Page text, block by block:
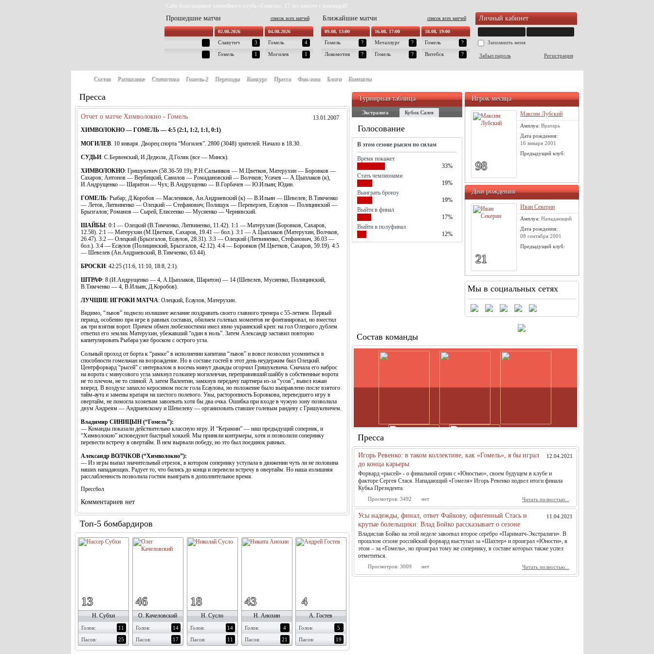
Сайт болельщиков хоккейного клуба «Гомель». 17 лет вместе с командой!
Прошедшие матчи список всех матчей
02.08.2026
Славутич
3
Гомель
1
04.08.2026
Гомель
4
Могилев
1
Ближайшие матчи список всех матчей
09.08, 13:00
Гомель
?
Локомотив
?
16.08, 17:00
Металлург
?
Гомель
?
18.08, 19:00
Гомель
?
Витебск
?
Личный кабинет
Запомнить меня
Забыл пароль Регистрация
Состав Расписание Статистика Гомель-2 Переходы Конкурс Пресса Фан-зона Блоги Контакты
Пресса
Отчет о матче Химволокно - Гомель
13.01.2007
ХИМВОЛОКНО — ГОМЕЛЬ — 4:5 (2:1, 1:2, 1:1, 0:1)
МОГИЛЕВ. 10 января. Дворец спорта “Могилев”. 2800 (3048) зрителей. Начало в 18.30.
СУДЬИ: С.Бервенский, И.Дедюля, Д.Голяк (все — Минск).
ХИМВОЛОКНО: Гришукевич (58.36-59.19); Р.Н.Сальников — М.Цветков, Матерухин — Боровков —
Сахаров; Антонов — Вербицкий, Савилов — Ромадановский — Волчков; Усачев — А.Цыплаков (к),
И.Андрущенко — Шаритон — Чух; В.Андрущенко — В.Горбачев — Ю.Ильин; Юдин.
ГОМЕЛЬ: Рыбар; Д.Коробов — Маслеников, Ан.Андриевский (к) — В.Ильин — Шевелев; В.Тимченко
— Летов, Литвиненко — Олецкий — Стефанович; Полищук — Переверзев, Есаулов — Полицинский —
Брызгалов; Романов — Сырей, Елисеенко — Мусиенко — Чернявский.
ШАЙБЫ: 0:1 — Олецкий (В.Тимченко, Литвиненко, 11.42). 1:1 — Матерухин (Боровков, Сахаров,
12.58). 2:1 — Матерухин (М.Цветков, Сахаров, 19.41 — бол.). 3:1 — А.Цыплаков (Матерухин, Волчков,
26.47). 3:2 — Олецкий (Брызгалов, Есаулов, 28.31). 3:3 — Олецкий (Литвиненко, Стефанович, 36.03 —
бол.). 3:4 — Есаулов (Полицинский, Брызгалов, 42.12). 4:4 — Боровков (М.Цветков, Сахаров, 59.19). 4:5
— Шевелев (Ан.Андриевский, В.Тимченко, 63.44).
БРОСКИ: 42:25 (11:6, 11:10, 18:8, 2:1).
ШТРАФ: 8 (И.Андрущенко — 4, А.Цыплаков, Шаритон) — 14 (Шевелев, Мусиенко, Полицинский,
В.Тимченко — 4, В.Ильин, Д.Коробов).
ЛУЧШИЕ ИГРОКИ МАТЧА: Олецкий, Есаулов, Матерухин.
Видимо, “львов” подвело излишнее желание поздравить своего главного тренера с 55-летием. Первый
период, особенно при игре в равных составах, обилием голевых моментов не фонтанировал, но вместил
аж три взятия ворот. Причем обмен любезностями имел явно украинский крен: на гол Олецкого дублем
ответил его земляк Матерухин, убежавший “один в ноль”. Затем Александр заставил повторно
капитулировать Рыбара уже броском с острого угла.
Сольный проход от борта к “рамке” в исполнении капитана “львов” и вовсе позволил усомниться в
способности гомельчан на возрождение. Но в составе гостей в этот день неудержим был Олецкий.
Центрфорвард “рысей” с интервалом в восемь минут дважды огорчил Гришукевича. Сначала его наброс
на ворота с минусового угла замкнул голкипер могилевчан, переправивший шайбу в собственные ворота
не то плечом, не то спиной. А затем Валентин, замкнув передачу партнера из-за “усов”, вывел южан
вперед. В воздухе запахло керосином после гола Есаулова, но положение было выправлено после взятого
тайм-аута и замены вратаря на шестого полевого. Увы, расторопность Боровкова, переведшего игру в
овертайм, не помогла хозяевам завоевать хотя бы два очка. Ошибка при входе в чужую зону позволила
двум Андреям — Андриевскому и Шевелеву — организовать ставшее голевым рандеву с Гришукевичем.
Владимир СИНИЦЫН (“Гомель”):
— Команды показали действительно классную игру. И “Керамин” — наш предыдущий соперник, и
“Химволокно” исповедуют быстрый хоккей. Мы приняли контрмеры, хотя и позволили сопернику
перевести встречу в овертайм. В нем вырвали победу, но это был поединок равных.
Александр ВОЛЧКОВ (“Химволокно”):
— Из игры выпал значительный отрезок, в котором сопернику уступала в движении чуть ли не половина
наших нападающих. Радует то, что бились до конца и перевели встречу в овертайм. Но наша излишняя
расслабленность позволила гостям выиграть в дополнительное время.
Прессбол
Комментариев нет
Топ-5 бомбардиров
13
Н. Субхи
Голов:
11
Пасов:
25
46
О. Качеловский
Голов:
14
Пасов:
17
18
Н. Сусло
Голов:
14
Пасов:
11
43
Н. Анохин
Голов:
4
Пасов:
21
4
А. Гостев
Голов:
5
Пасов:
19
Турнирная таблица
Экстралига Кубок Салея
Голосование
В этом сезоне рысям по силам
Время покажет
33%
Стать чемпионами
19%
Выиграть бронзу
19%
Выйти в финал
17%
Выйти в полуфинал
12%
Игрок месяца
98
Максим Лубский
Амплуа:Вратарь
Дата рождения:
16 января 2001
Предыдущий клуб:
Дни рождения
21
Иван Секерин
Амплуа:Нападающий
Дата рождения:
08 сентября 2001
Предыдущий клуб:
Мы в социальных сетях
Состав команды
Пресса
12.04.2021
Игорь Ревенко: в таком коллективе, как «Гомель», я бы играл
до конца карьеры
Форвард «рысей» - о финальной серии с «Юностью», своем будущем в клубе и
факторе Сергея Стася. Нападающий «Гомеля» Игорь Ревенко подвел итоги финала
Кубка Президента.
Просмотров:3492 нет Читать полностью...
11.04.2021
Усы надежды, финал, ответ Файкову, офигенный Стась и
крутые болельщики: Влад Бойко рассказывает о сезоне
Владислав Бойко на этой неделе завоевал второе серебро «Париматч-Экстралиги». В
прошлом сезоне российский форвард выступал за «Шахтер» и проиграл «Юности», в
этом – за «Гомель», но проиграл тому же сопернику, в составе которых также успел
отметиться.
Просмотров:3009 нет Читать полностью...